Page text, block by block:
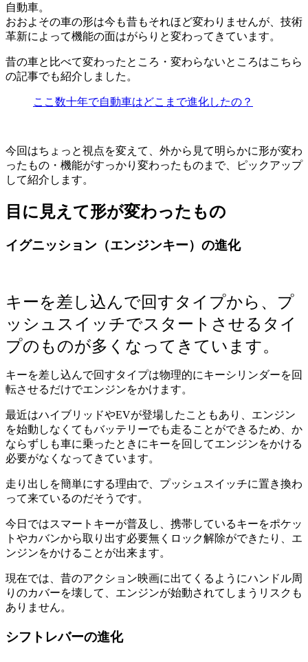
自動車。
おおよその車の形は今も昔もそれほど変わりませんが、技術
革新によって機能の面はがらりと変わってきています。
昔の車と比べて変わったところ・変わらないところはこちら
の記事でも紹介しました。
ここ数十年で自動車はどこまで進化したの？
今回はちょっと視点を変えて、外から見て明らかに形が変わ
ったもの・機能がすっかり変わったものまで、ピックアップ
して紹介します。
目に見えて形が変わったもの
イグニッション（エンジンキー）の進化
キーを差し込んで回すタイプから、プ
ッシュスイッチでスタートさせるタイ
プのものが多くなってきています。
キーを差し込んで回すタイプは物理的にキーシリンダーを回
転させるだけでエンジンをかけます。
最近はハイブリッドやEVが登場したこともあり、エンジン
を始動しなくてもバッテリーでも走ることができるため、か
ならずしも車に乗ったときにキーを回してエンジンをかける
必要がなくなってきています。
走り出しを簡単にする理由で、プッシュスイッチに置き換わ
って来ているのだそうです。
今日ではスマートキーが普及し、携帯しているキーをポケッ
トやカバンから取り出す必要無くロック解除ができたり、エ
ンジンをかけることが出来ます。
現在では、昔のアクション映画に出てくるようにハンドル周
りのカバーを壊して、エンジンが始動されてしまうリスクも
ありません。
シフトレバーの進化